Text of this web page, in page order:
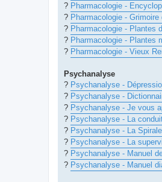
? Pharmacologie -
? Pharmacologie -
? Pharmacologie - Plantes
? Pharmacologie - Plantes
? Pharmacologie - Vieux
Psychanalyse
? Psychanalyse -
? Psychanalyse -
? Psychanalyse - Je vous
? Psychanalyse - La
? Psychanalyse - La
? Psychanalyse - La
? Psychanalyse - Manuel
? Psychanalyse - Manuel